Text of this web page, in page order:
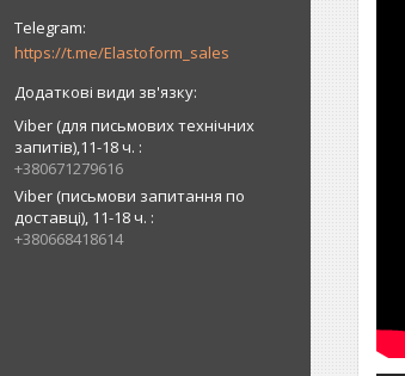
https://t.me/Elastoform_sales
Viber (для письмових технічних
запитів),11-18 ч.
+380671279616
Viber (письмови запитання по
доставці), 11-18 ч.
+380668418614